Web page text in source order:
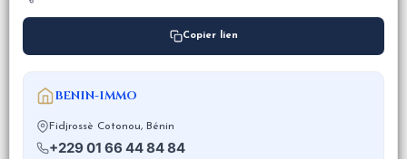
Copier lien
BENIN-IMMO
Fidjrossè Cotonou, Bénin
+229 01 66 44 84 84